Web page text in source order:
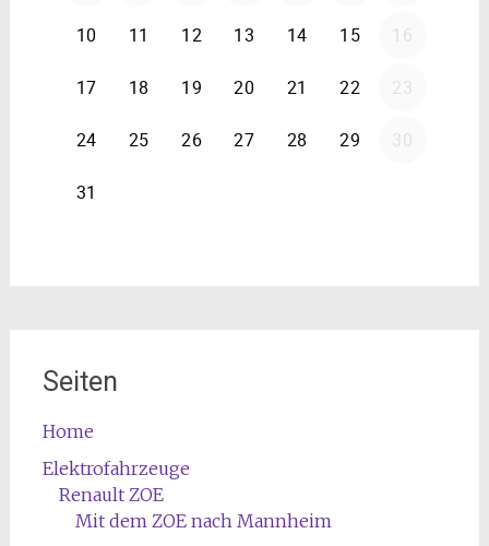
Seiten
Home
Elektrofahrzeuge
Renault ZOE
Mit dem ZOE nach Mannheim